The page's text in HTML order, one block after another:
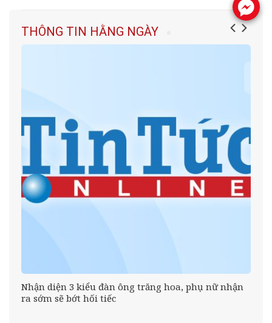
THÔNG TIN HẰNG NGÀY
Nhận diện 3 kiểu đàn ông trăng hoa, phụ nữ nhận
ra sớm sẽ bớt hối tiếc
.